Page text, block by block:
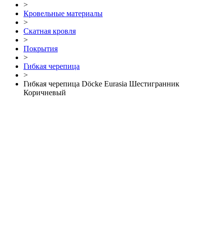
>
Кровельные материалы
>
Скатная кровля
>
Покрытия
>
Гибкая черепица
>
Гибкая черепица Döcke Eurasia Шестигранник
Коричневый